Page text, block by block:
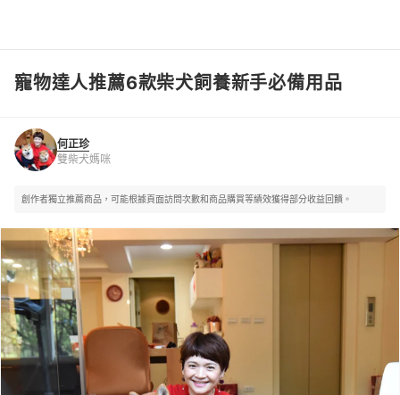
何正珍
雙柴犬媽咪
寵物達人推薦6款柴犬飼養新手必備用品
何正珍
雙柴犬媽咪
創作者獨立推薦商品，可能根據頁面訪問次數和商品購買等績效獲得部分收益回饋。